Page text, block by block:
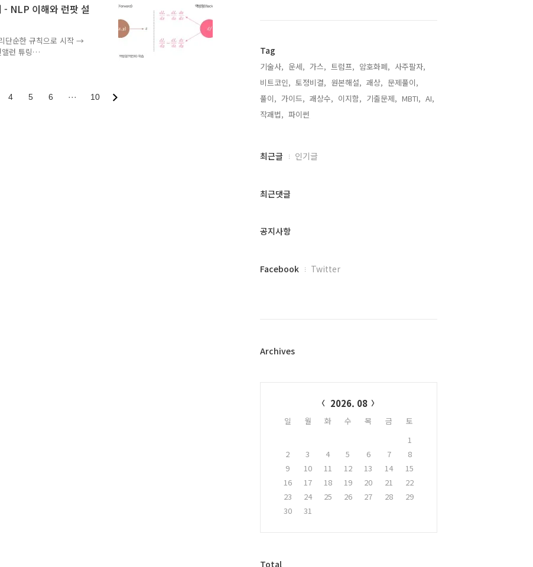
의함super().__init__()-
의 생성자 호출super()- 여
황을 관리하기 위함
NLP 이해와 런팟 설
단순한 규칙으로 시작 →
런 튜링
- 기계는 생각할 수 있
접근을 선호했기 때문프
- 인
현한 최초의 기계- 현대
4 5 6 ··· 10
Tag
기술사, 운세, 가스, 트럼프, 암호화폐, 사주팔자,
비트코인, 토정비결, 원본해설, 괘상, 문제풀이,
풀이, 가이드, 괘상수, 이지함, 기출문제, MBTI, AI,
작괘법, 파이썬,
최
과
글
최근글 인기글
최근댓글
공지사항
페
플
Facebook Twitter
Archives
2026. 08
일 월 화 수 목 금
토
1
2
3 4 5 6 7
8
9
10 11 12 13 14
15
16
17 18 19 20 21
22
23
24 25 26 27 28
29
30
31
방
Total